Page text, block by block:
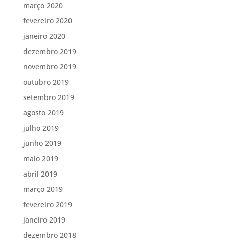
março 2020
fevereiro 2020
janeiro 2020
dezembro 2019
novembro 2019
outubro 2019
setembro 2019
agosto 2019
julho 2019
junho 2019
maio 2019
abril 2019
março 2019
fevereiro 2019
janeiro 2019
dezembro 2018